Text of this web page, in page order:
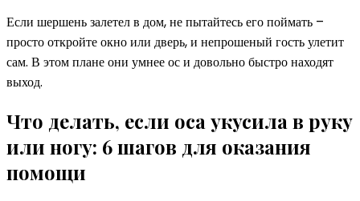
Если шершень залетел в дом, не пытайтесь его поймать –
просто откройте окно или дверь, и непрошеный гость улетит
сам. В этом плане они умнее ос и довольно быстро находят
выход.
Что делать, если оса укусила в руку
или ногу: 6 шагов для оказания
помощи